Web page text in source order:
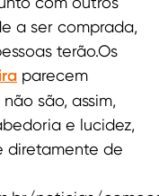
a ser comprada,
terão.Os
parecem
são, assim,
e lucidez,
diretamente de